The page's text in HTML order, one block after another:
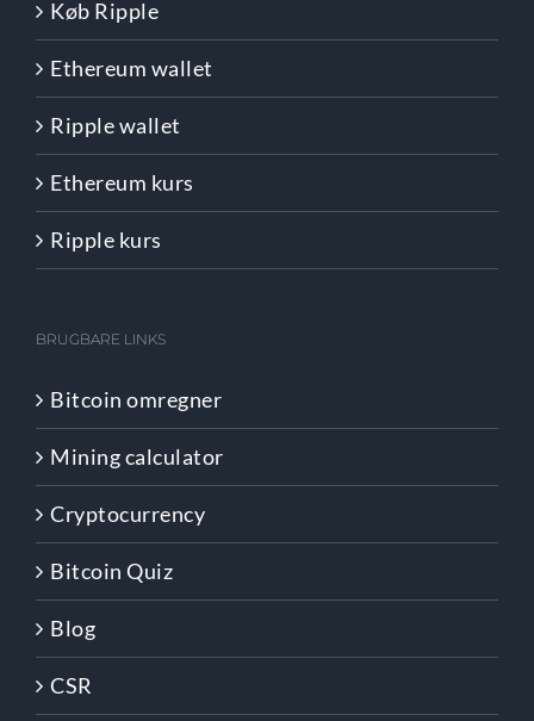
Køb Ripple
Ethereum wallet
Ripple wallet
Ethereum kurs
Ripple kurs
BRUGBARE LINKS
Bitcoin omregner
Mining calculator
Cryptocurrency
Bitcoin Quiz
Blog
CSR